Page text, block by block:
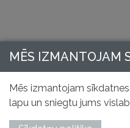
MĒS IZMANTOJAM
Mēs izmantojam
lapu un sniegtu jums